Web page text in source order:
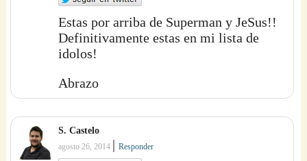
Estas por arriba de Superman y JeSus!!
Definitivamente estas en mi lista de
idolos!
Abrazo
S. Castelo
agosto 26, 2014 |Responder